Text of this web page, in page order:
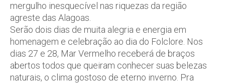
mergulho inesquecível nas riquezas da região
agreste das Alagoas.
Serão dois dias de muita alegria e energia em
homenagem e celebração ao dia do Folclore. Nos
dias 27 e 28, Mar Vermelho receberá de braços
abertos todos que queiram conhecer suas belezas
naturais, o clima gostoso de eterno inverno. Pra